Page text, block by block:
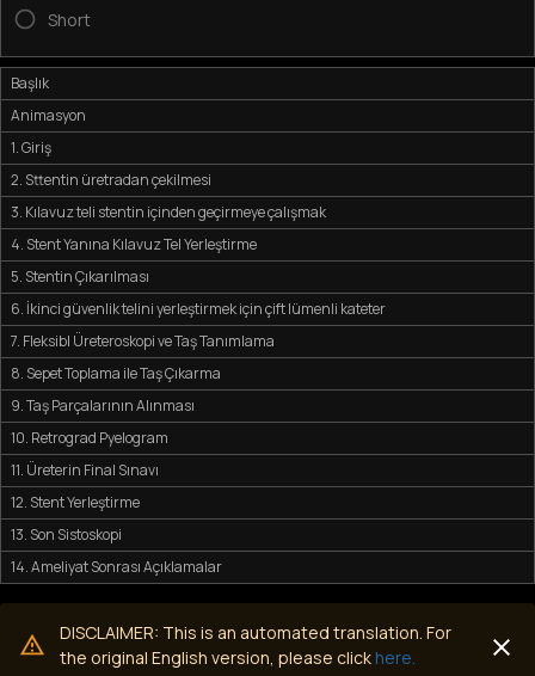
Short
Başlık
Animasyon
1. Giriş
2. Sttentin üretradan çekilmesi
3. Kılavuz teli stentin içinden geçirmeye çalışmak
4. Stent Yanına Kılavuz Tel Yerleştirme
5. Stentin Çıkarılması
6. İkinci güvenlik telini yerleştirmek için çift lümenli kateter
7. Fleksibl Üreteroskopi ve Taş Tanımlama
8. Sepet Toplama ile Taş Çıkarma
9. Taş Parçalarının Alınması
10. Retrograd Pyelogram
11. Üreterin Final Sınavı
12. Stent Yerleştirme
13. Son Sistoskopi
14. Ameliyat Sonrası Açıklamalar
DISCLAIMER: This is an automated translation. For
the original English version, please click here.